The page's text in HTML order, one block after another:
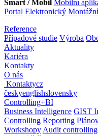
Smart / Mobil Mobilní
Portal Elektronický
Reference
Případové studie Výroba
Aktuality
Kariéra
Kontakty
O nás
Kontaktycz
českyenglishslovensky
Controlling+BI
Business Intelligence GIST
Controlling Reporting
Workshopy Audit